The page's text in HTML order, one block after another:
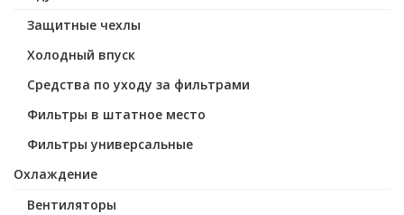
Защитные чехлы
Холодный впуск
Средства по уходу за фильтрами
Фильтры в штатное место
Фильтры универсальные
Охлаждение
Вентиляторы